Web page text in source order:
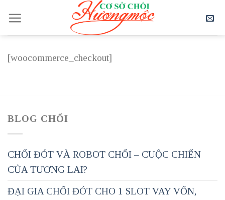
content
[woocommerce_checkout]
BLOG CHỔI
CHỔI ĐÓT VÀ ROBOT CHỔI – CUỘC CHIẾN
CỦA TƯƠNG LAI?
ĐẠI GIA CHỔI ĐÓT CHO 1 SLOT VAY VỐN,